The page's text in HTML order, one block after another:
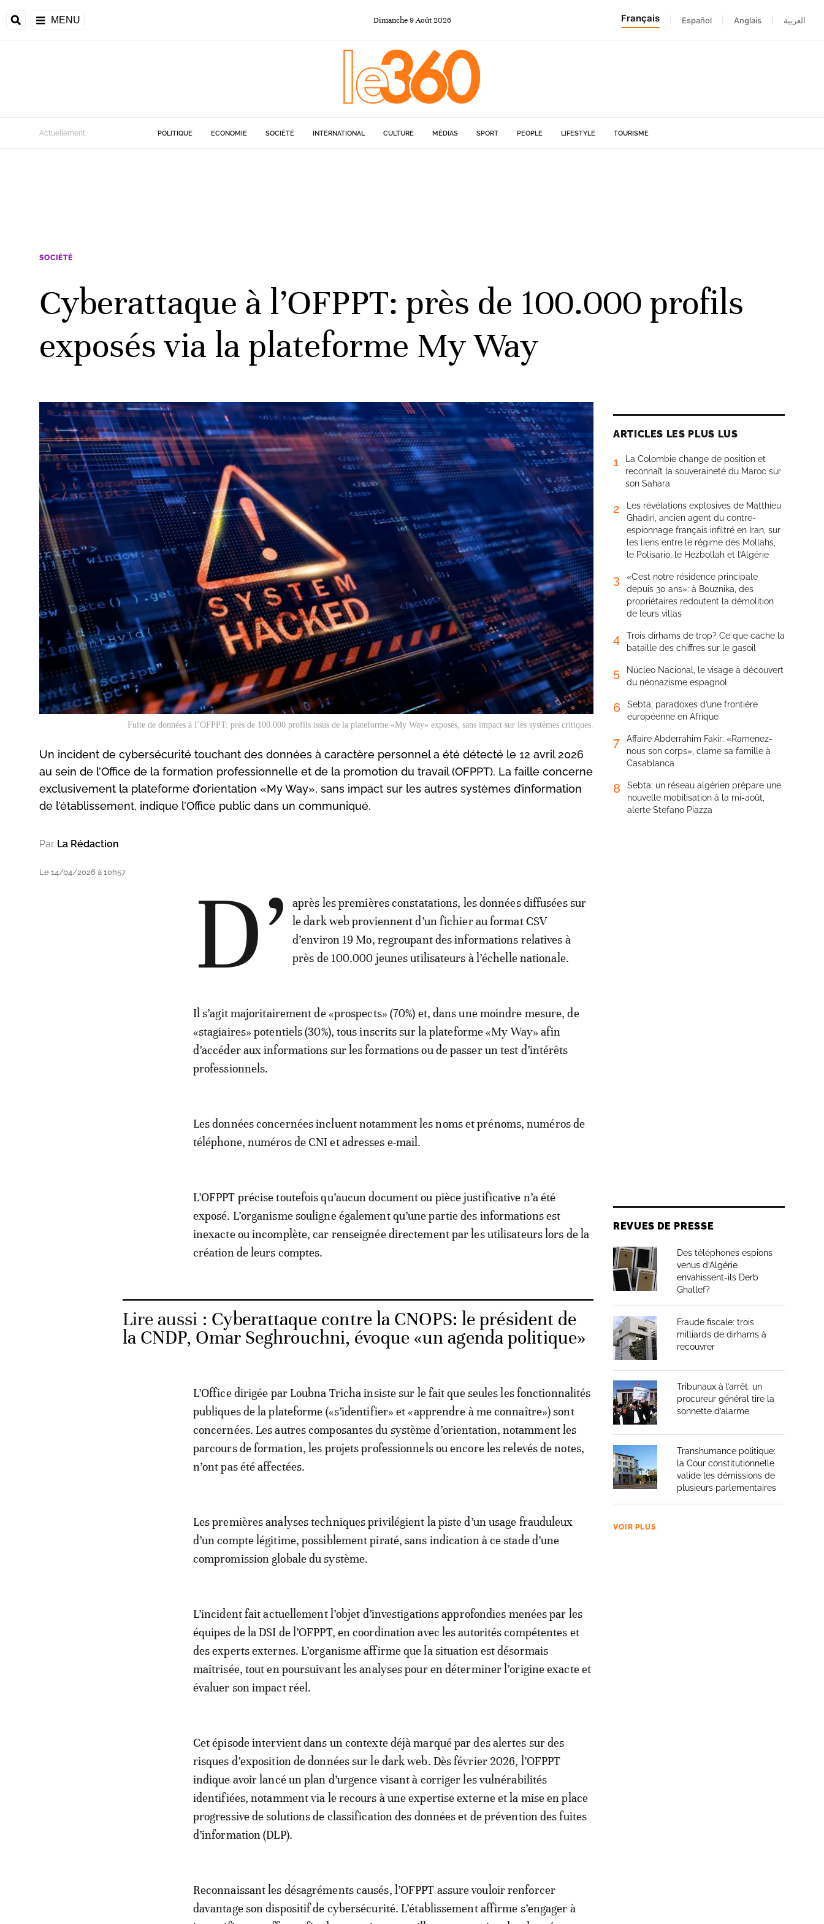
MENU Dimanche 9Août 2026 Français Español Anglais العربية
Actuellement POLITIQUE ECONOMIE SOCIÉTÉ INTERNATIONAL CULTURE MÉDIAS SPORT PEOPLE LIFESTYLE TOURISME
SOCIÉTÉ
Cyberattaque à l’OFPPT: près de 100.000 profils
exposés via la plateforme My Way
Fuite de données à l’OFPPT: près de 100.000 profils issus de la plateforme «My Way» exposés, sans impact sur les systèmes critiques.
Un incident de cybersécurité touchant des données à caractère personnel a été détecté le 12 avril 2026
au sein de l’Office de la formation professionnelle et de la promotion du travail (OFPPT). La faille concerne
exclusivement la plateforme d’orientation «My Way», sans impact sur les autres systèmes d’information
de l’établissement, indique l’Office public dans un communiqué.
Par La Rédaction
Le 14/04/2026 à 10h57 D’
après les premières constatations, les données diffusées sur
le dark web proviennent d’un fichier au format CSV
d’environ 19 Mo, regroupant des informations relatives à
près de 100.000 jeunes utilisateurs à l’échelle nationale.
Il s’agit majoritairement de «prospects» (70%) et, dans une moindre mesure, de
«stagiaires» potentiels (30%), tous inscrits sur la plateforme «My Way» afin
d’accéder aux informations sur les formations ou de passer un test d’intérêts
professionnels.
Les données concernées incluent notamment les noms et prénoms, numéros de
téléphone, numéros de CNI et adresses e-mail.
L’OFPPT précise toutefois qu’aucun document ou pièce justificative n’a été
exposé. L’organisme souligne également qu’une partie des informations est
inexacte ou incomplète, car renseignée directement par les utilisateurs lors de la
création de leurs comptes.
Lire aussi : Cyberattaque contre la CNOPS: le président de
la CNDP, Omar Seghrouchni, évoque «un agenda politique»
L’Office dirigée par Loubna Tricha insiste sur le fait que seules les fonctionnalités
publiques de la plateforme («s’identifier» et «apprendre à me connaître») sont
concernées. Les autres composantes du système d’orientation, notamment les
parcours de formation, les projets professionnels ou encore les relevés de notes,
n’ont pas été affectées.
Les premières analyses techniques privilégient la piste d’un usage frauduleux
d’un compte légitime, possiblement piraté, sans indication à ce stade d’une
compromission globale du système.
L’incident fait actuellement l’objet d’investigations approfondies menées par les
équipes de la DSI de l’OFPPT, en coordination avec les autorités compétentes et
des experts externes. L’organisme affirme que la situation est désormais
maîtrisée, tout en poursuivant les analyses pour en déterminer l’origine exacte et
évaluer son impact réel.
Cet épisode intervient dans un contexte déjà marqué par des alertes sur des
risques d’exposition de données sur le dark web. Dès février 2026, l’OFPPT
indique avoir lancé un plan d’urgence visant à corriger les vulnérabilités
identifiées, notamment via le recours à une expertise externe et la mise en place
progressive de solutions de classification des données et de prévention des fuites
d’information (DLP).
Reconnaissant les désagréments causés, l’OFPPT assure vouloir renforcer
davantage son dispositif de cybersécurité. L’établissement affirme s’engager à
ARTICLES LES PLUS LUS
1
La Colombie change de position et
reconnaît la souveraineté du Maroc sur
son Sahara
2
Les révélations explosives de Matthieu
Ghadiri, ancien agent du contre-
espionnage français infiltré en Iran, sur
les liens entre le régime des Mollahs,
le Polisario, le Hezbollah et l’Algérie
3
«C’est notre résidence principale
depuis 30 ans»: à Bouznika, des
propriétaires redoutent la démolition
de leurs villas
4
Trois dirhams de trop? Ce que cache la
bataille des chiffres sur le gasoil
5
Núcleo Nacional, le visage à découvert
du néonazisme espagnol
6
Sebta, paradoxes d’une frontière
européenne en Afrique
7
Affaire Abderrahim Fakir: «Ramenez-
nous son corps», clame sa famille à
Casablanca
8
Sebta: un réseau algérien prépare une
nouvelle mobilisation à la mi-août,
alerte Stefano Piazza
REVUES DE PRESSE
Des téléphones espions
venus d’Algérie
envahissent-ils Derb
Ghallef?
Fraude fiscale: trois
milliards de dirhams à
recouvrer
Tribunaux à l’arrêt: un
procureur général tire la
sonnette d’alarme
Transhumance politique:
la Cour constitutionnelle
valide les démissions de
plusieurs parlementaires
VOIR PLUS